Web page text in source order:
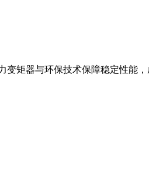
矩器与环保技术保障稳定性能